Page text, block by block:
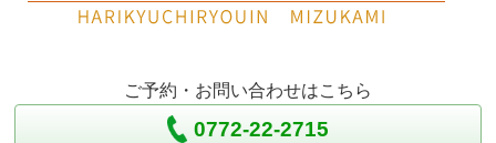
ご予約・お問い合わせはこちら
0772-22-2715